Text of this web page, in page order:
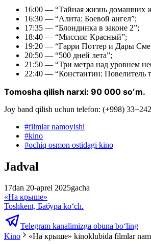
16:00 — “Тайная жизнь домашних
16:30 — “Алита: Боевой ангел”;
17:35 — “Блондинка в законе 2”;
18:40 — “Миссия: Красный”;
19:20 — “Гарри Поттер и Дары
20:50 — “500 дней лета”;
21:50 — “Три метра над уровнем
22:40 — “Константин: Повелитель
Tomosha qilish narxi: 90 000 soʻm.
Joy band qilish uchun telefon: (+998)
#filmlar namoyishi
#kino
#ochiq osmon ostidagi kino
Jadval
17dan 20-aprel 2025gacha
«На крыше»
Toshkent, Бабура ko‘ch.
Telegram kanalimizga obuna bo‘ling
Kino
«На крыше» kinoklubida filmlar